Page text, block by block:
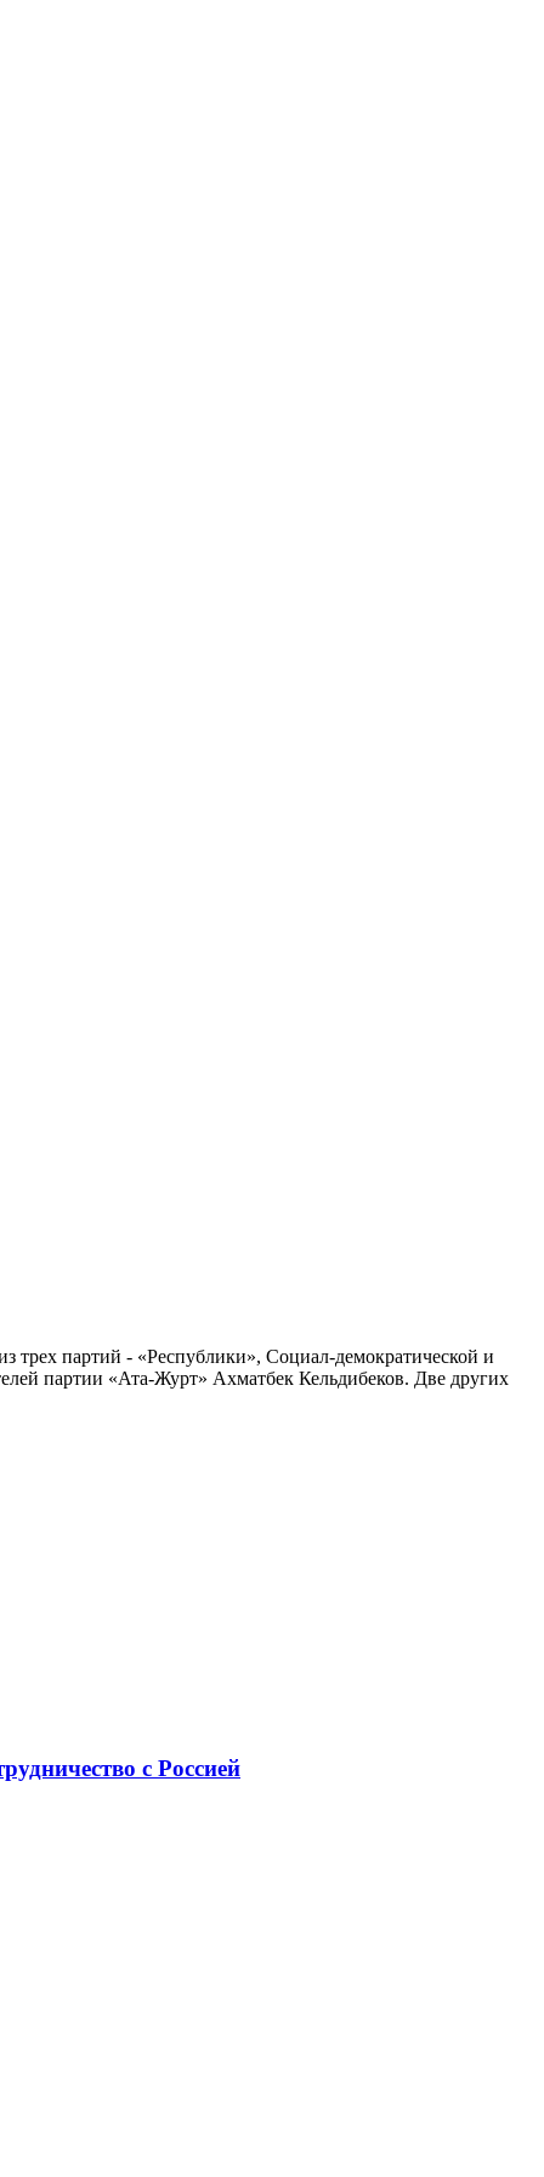
трех партий - «Республики», Социал-демократической и
партии «Ата-Журт» Ахматбек Кельдибеков. Две других
с Россией